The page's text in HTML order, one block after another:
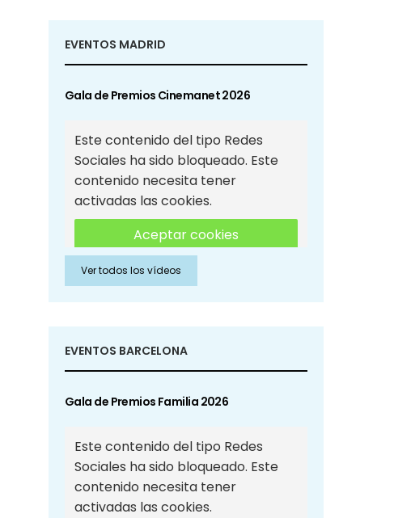
EVENTOS MADRID
Gala de Premios Cinemanet 2026
Este contenido del tipo Redes
Sociales ha sido bloqueado. Este
contenido necesita tener
activadas las cookies.
Aceptar cookies
Aceptar cookies de Redes
Sociales
Ver todos los vídeos
EVENTOS BARCELONA
Gala de Premios Familia 2026
Este contenido del tipo Redes
Sociales ha sido bloqueado. Este
contenido necesita tener
activadas las cookies.